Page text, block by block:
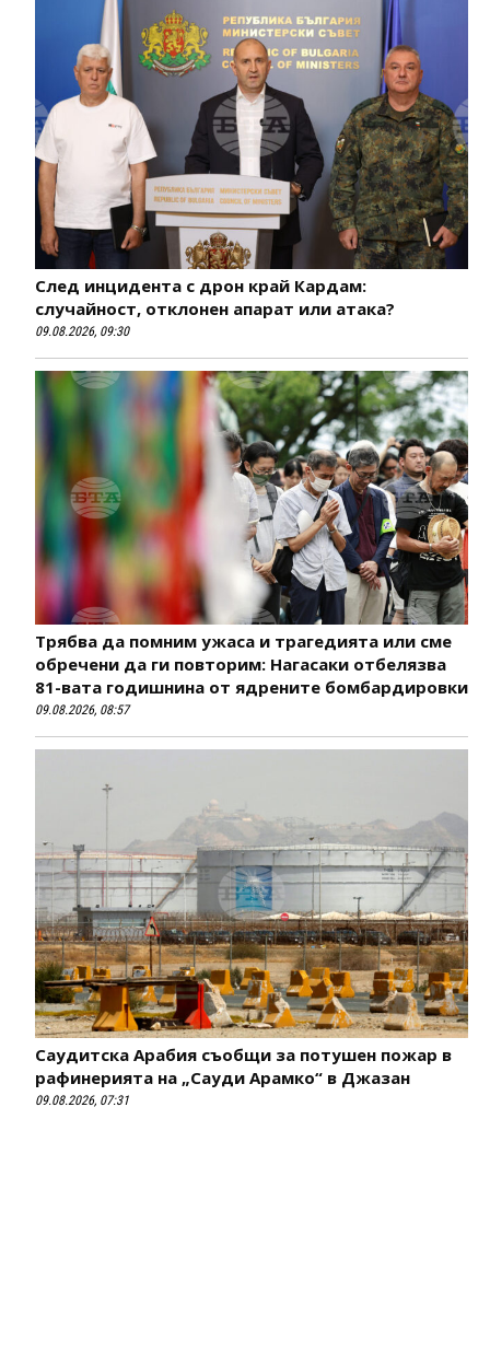
След инцидента с дрон край Кардам:
случайност, отклонен апарат или атака?
09.08.2026, 09:30
Трябва да помним ужаса и трагедията или сме
обречени да ги повторим: Нагасаки отбелязва
81-вата годишнина от ядрените бомбардировки
09.08.2026, 08:57
Саудитска Арабия съобщи за потушен пожар в
рафинерията на „Сауди Арамко“ в Джазан
09.08.2026, 07:31